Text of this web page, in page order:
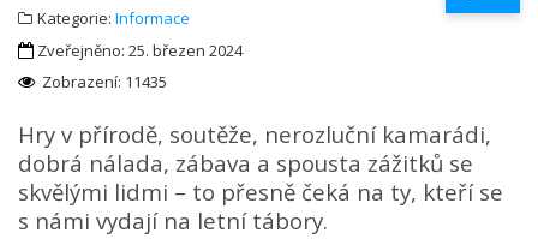
Kategorie: Informace
Zveřejněno: 25. březen 2024
Zobrazení: 11435
Hry v přírodě, soutěže, nerozluční kamarádi,
dobrá nálada, zábava a spousta zážitků se
skvělými lidmi – to přesně čeká na ty, kteří se
s námi vydají na letní tábory.